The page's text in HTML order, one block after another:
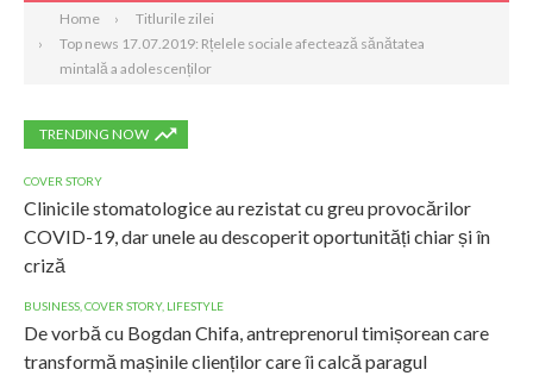
Home
Titlurile zilei
Top news 17.07.2019: Rțelele sociale afectează sănătatea
mintală a adolescenților
TRENDING NOW
COVER STORY
Clinicile stomatologice au rezistat cu greu provocărilor
COVID-19, dar unele au descoperit oportunități chiar și în
criză
BUSINESS COVER STORY, LIFESTYLE
De vorbă cu Bogdan Chifa, antreprenorul timișorean care
transformă mașinile clienților care îi calcă paragul